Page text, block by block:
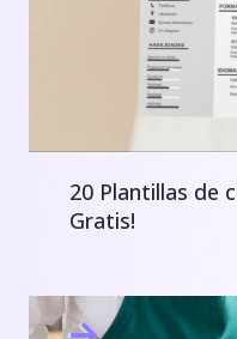
20 Plantillas de
Gratis!